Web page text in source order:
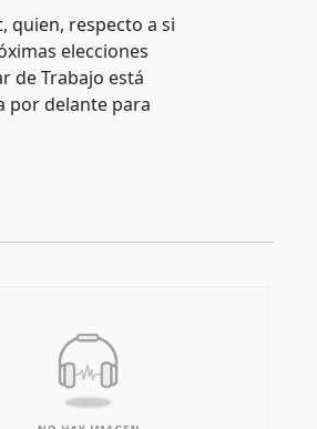
quien, respecto a si
elecciones
de Trabajo está
por delante para